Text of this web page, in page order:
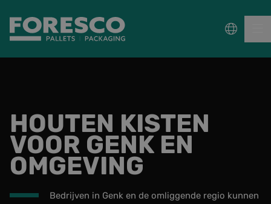
COLLECT, REPAIR & RE-USE
PACKAGING
HOUTEN KISTEN
VOOR GENK EN
OMGEVING
Bedrijven in Genk en de omliggende regio kunnen